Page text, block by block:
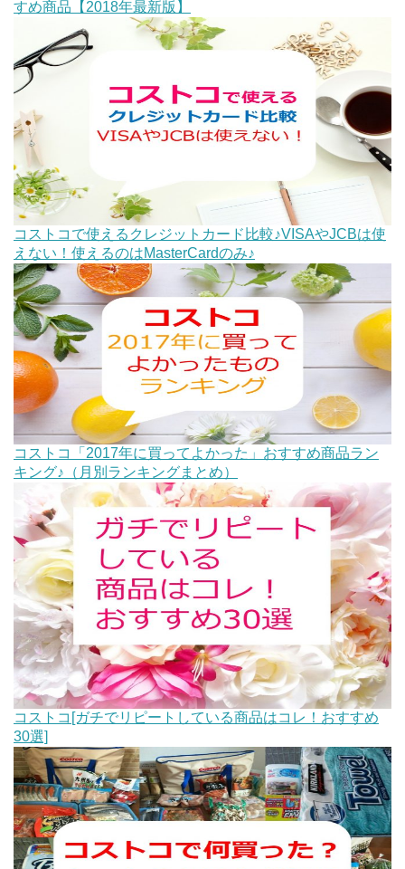
すめ商品【2018年最新版】
コストコで使えるクレジットカード比較♪VISAやJCBは使
えない！使えるのはMasterCardのみ♪
コストコ「2017年に買ってよかった」おすすめ商品ラン
キング♪（月別ランキングまとめ）
コストコ[ガチでリピートしている商品はコレ！おすすめ
30選]